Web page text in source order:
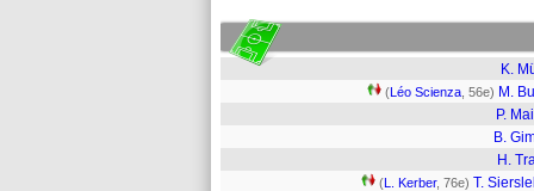
K.
(Léo Scienza , 56e) M.
P.
B.
H.
(L. Kerber, 76e) T.